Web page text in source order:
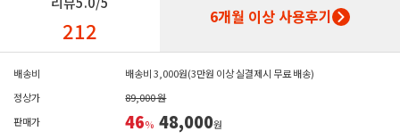
212 6개월 이상 사용후기
배송비
배송비 3,000원(3만원 이상 실결제시 무료 배송)
정상가
89,000 원
판매가
46% 48,000원